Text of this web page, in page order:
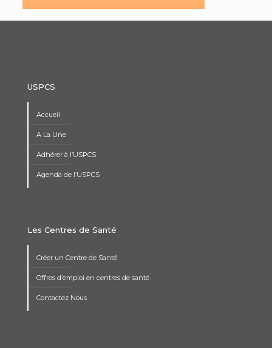
USPCS
Accueil
A La Une
Adhérer à l’USPCS
Agenda de l’USPCS
Les Centres de Santé
Créer un Centre de Santé
Offres d’emploi en centres de santé
Contactez Nous